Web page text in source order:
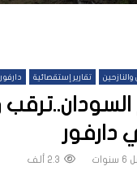
والنازحين تقارير إستقصائية دارفور
دارفور
2.3 ألف